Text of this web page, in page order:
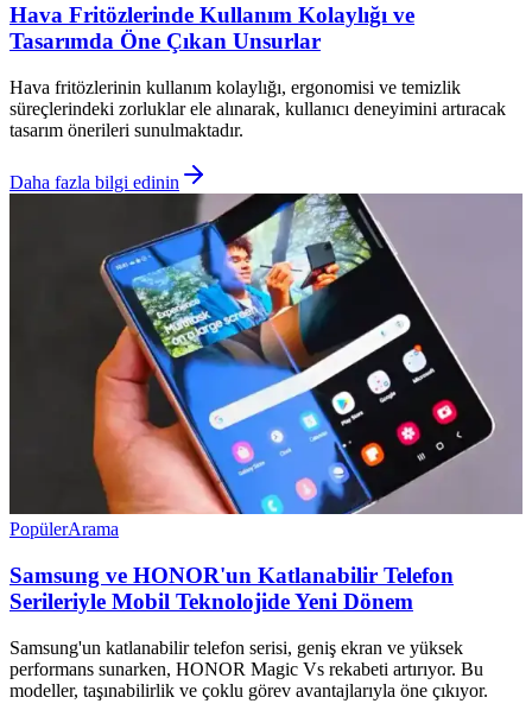
Hava Fritözlerinde Kullanım Kolaylığı ve
Tasarımda Öne Çıkan Unsurlar
Hava fritözlerinin kullanım kolaylığı, ergonomisi ve temizlik
süreçlerindeki zorluklar ele alınarak, kullanıcı deneyimini artıracak
tasarım önerileri sunulmaktadır.
Daha fazla bilgi edinin
PopülerArama
Samsung ve HONOR'un Katlanabilir Telefon
Serileriyle Mobil Teknolojide Yeni Dönem
Samsung'un katlanabilir telefon serisi, geniş ekran ve yüksek
performans sunarken, HONOR Magic Vs rekabeti artırıyor. Bu
modeller, taşınabilirlik ve çoklu görev avantajlarıyla öne çıkıyor.